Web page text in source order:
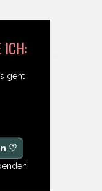
ICH:
geht
♡